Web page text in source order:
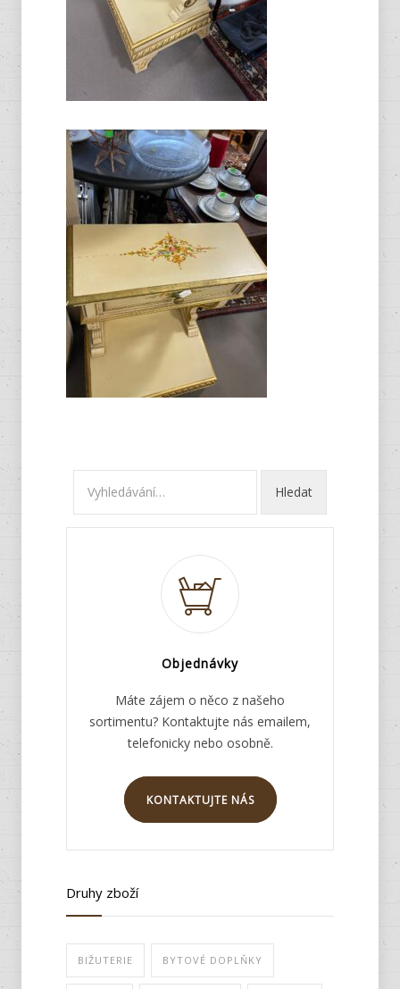
Objednávky
Máte zájem o něco z našeho
sortimentu? Kontaktujte nás emailem,
telefonicky nebo osobně.
KONTAKTUJTE NÁS
Druhy zboží
BIŽUTERIE BYTOVÉ DOPLŇKY